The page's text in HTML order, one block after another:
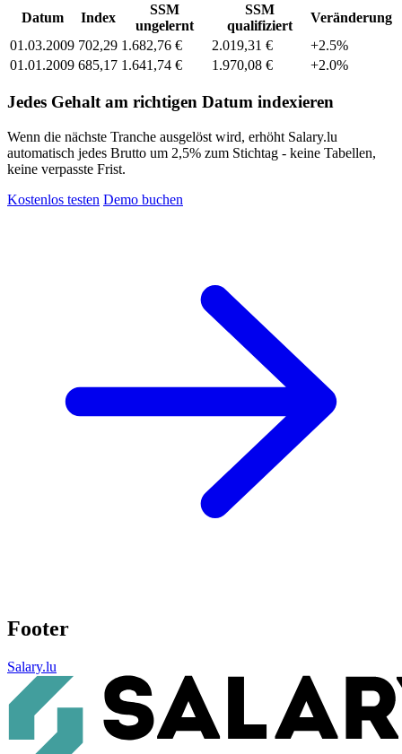
Datum Index
SSM
ungelernt
SSM
qualifiziert
Veränderung
01.03.2009 702,29 1.682,76 € 2.019,31 €
+2.5%
01.01.2009 685,17 1.641,74 € 1.970,08 € +2.0%
Jedes Gehalt am richtigen Datum indexieren
Wenn die nächste Tranche ausgelöst wird, erhöht Salary.lu
automatisch jedes Brutto um 2,5% zum Stichtag - keine Tabellen,
keine verpasste Frist.
Kostenlos testen Demo buchen
Footer
Salary.lu